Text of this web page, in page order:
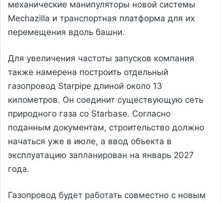
механические манипуляторы новой системы
Mechazilla и транспортная платформа для их
перемещения вдоль башни.
Для увеличения частоты запусков компания
также намерена построить отдельный
газопровод Starpipe длиной около 13
километров. Он соединит существующую сеть
природного газа со Starbase. Согласно
поданным документам, строительство должно
начаться уже в июле, а ввод объекта в
эксплуатацию запланирован на январь 2027
года.
Газопровод будет работать совместно с новым